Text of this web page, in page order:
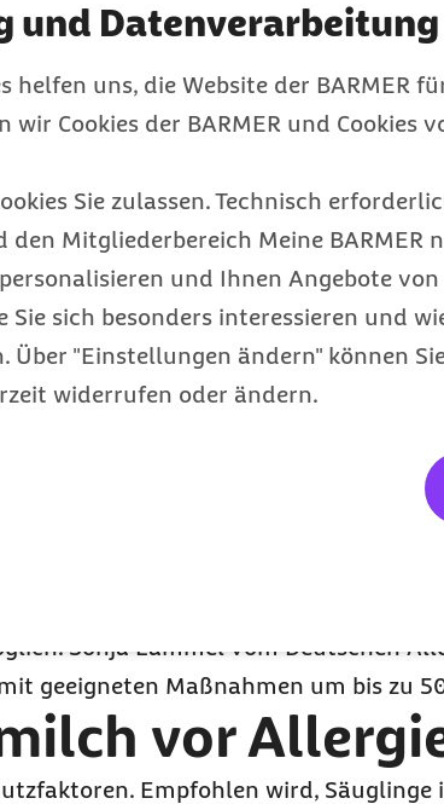
und Datenverarbeitung
helfen uns, die Website der BARMER
wir Cookies der BARMER und Cookies
Sie zulassen. Technisch
Mitgliederbereich Meine BARMER
und Ihnen Angebote
sich besonders interessieren und
Über "Einstellungen ändern" können
widerrufen oder ändern.
alles.
statt
viele Allergien möglich
langfristig verringern
die Barmer
Allergierisiko eines Kindes
Prof. Karl-Christian
es." Bekannt ist zum Beispiel,
beim Embryo hervorrufen
Sonja Lämmel vom Deutschen
geeigneten Maßnahmen um bis zu
vor
Empfohlen wird, Säuglinge